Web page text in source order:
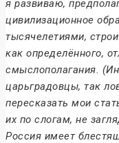
я развиваю,
цивилизационное
тысячелетиями,
как определённого,
смыслополагания.
царьградовцы, так
пересказать мои
их по слогам, не
Россия имеет